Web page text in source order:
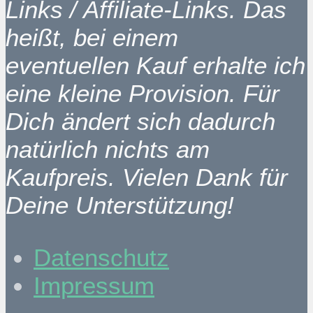
Links / Affiliate-Links. Das
heißt, bei einem
eventuellen Kauf erhalte ich
eine kleine Provision. Für
Dich ändert sich dadurch
natürlich nichts am
Kaufpreis. Vielen Dank für
Deine Unterstützung!
Datenschutz
Impressum